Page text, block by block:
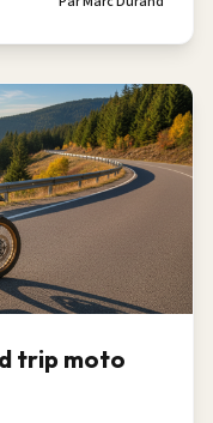
trip moto